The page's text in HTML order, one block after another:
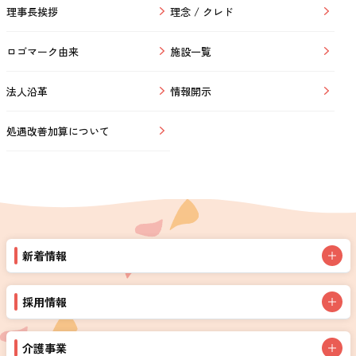
理事長挨拶 理念 / クレド
ロゴマーク由来 施設一覧
法人沿革 情報開示
処遇改善加算について
新着情報
採用情報
介護事業